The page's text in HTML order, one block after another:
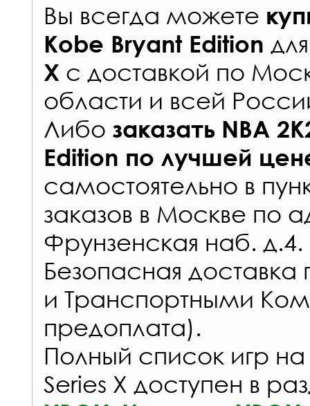
Вы всегда можете
Kobe Bryant Edition
X с доставкой по
области и всей
Либо заказать NBA
Edition по лучшей
самостоятельно в
заказов в Москве по
Фрунзенская наб. д.4.
Безопасная
и Транспортными
предоплата).
Полный список игр на
Series X доступен в